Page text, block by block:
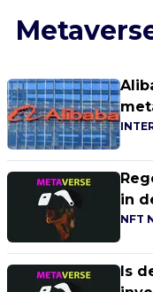
in
NFT
Is